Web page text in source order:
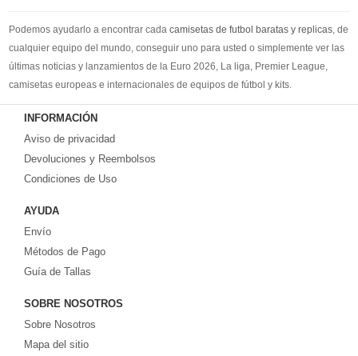
Podemos ayudarlo a encontrar cada camisetas de futbol baratas y replicas , de
cualquier equipo del mundo, conseguir uno para usted o simplemente ver las
últimas noticias y lanzamientos de la Euro 2026, La liga, Premier League,
camisetas europeas e internacionales de equipos de fútbol y kits.
Comprecamisetas de futbol baratasen la tienda deportiva más grande de
Europa. ¡Grandes ofertas en todas las camisetas del club de fútbol, ​​kits
europeos e internacionales, todo a los precios más bajos!
Compre nuestra gran selección de
equipaciones, camisetas y un portero a partir de €17.6. Diseños de fútbol
INFORMACIÓN
Aviso de privacidad
Devoluciones y Reembolsos
Condiciones de Uso
AYUDA
Envío
Métodos de Pago
Guía de Tallas
SOBRE NOSOTROS
Sobre Nosotros
Mapa del sitio